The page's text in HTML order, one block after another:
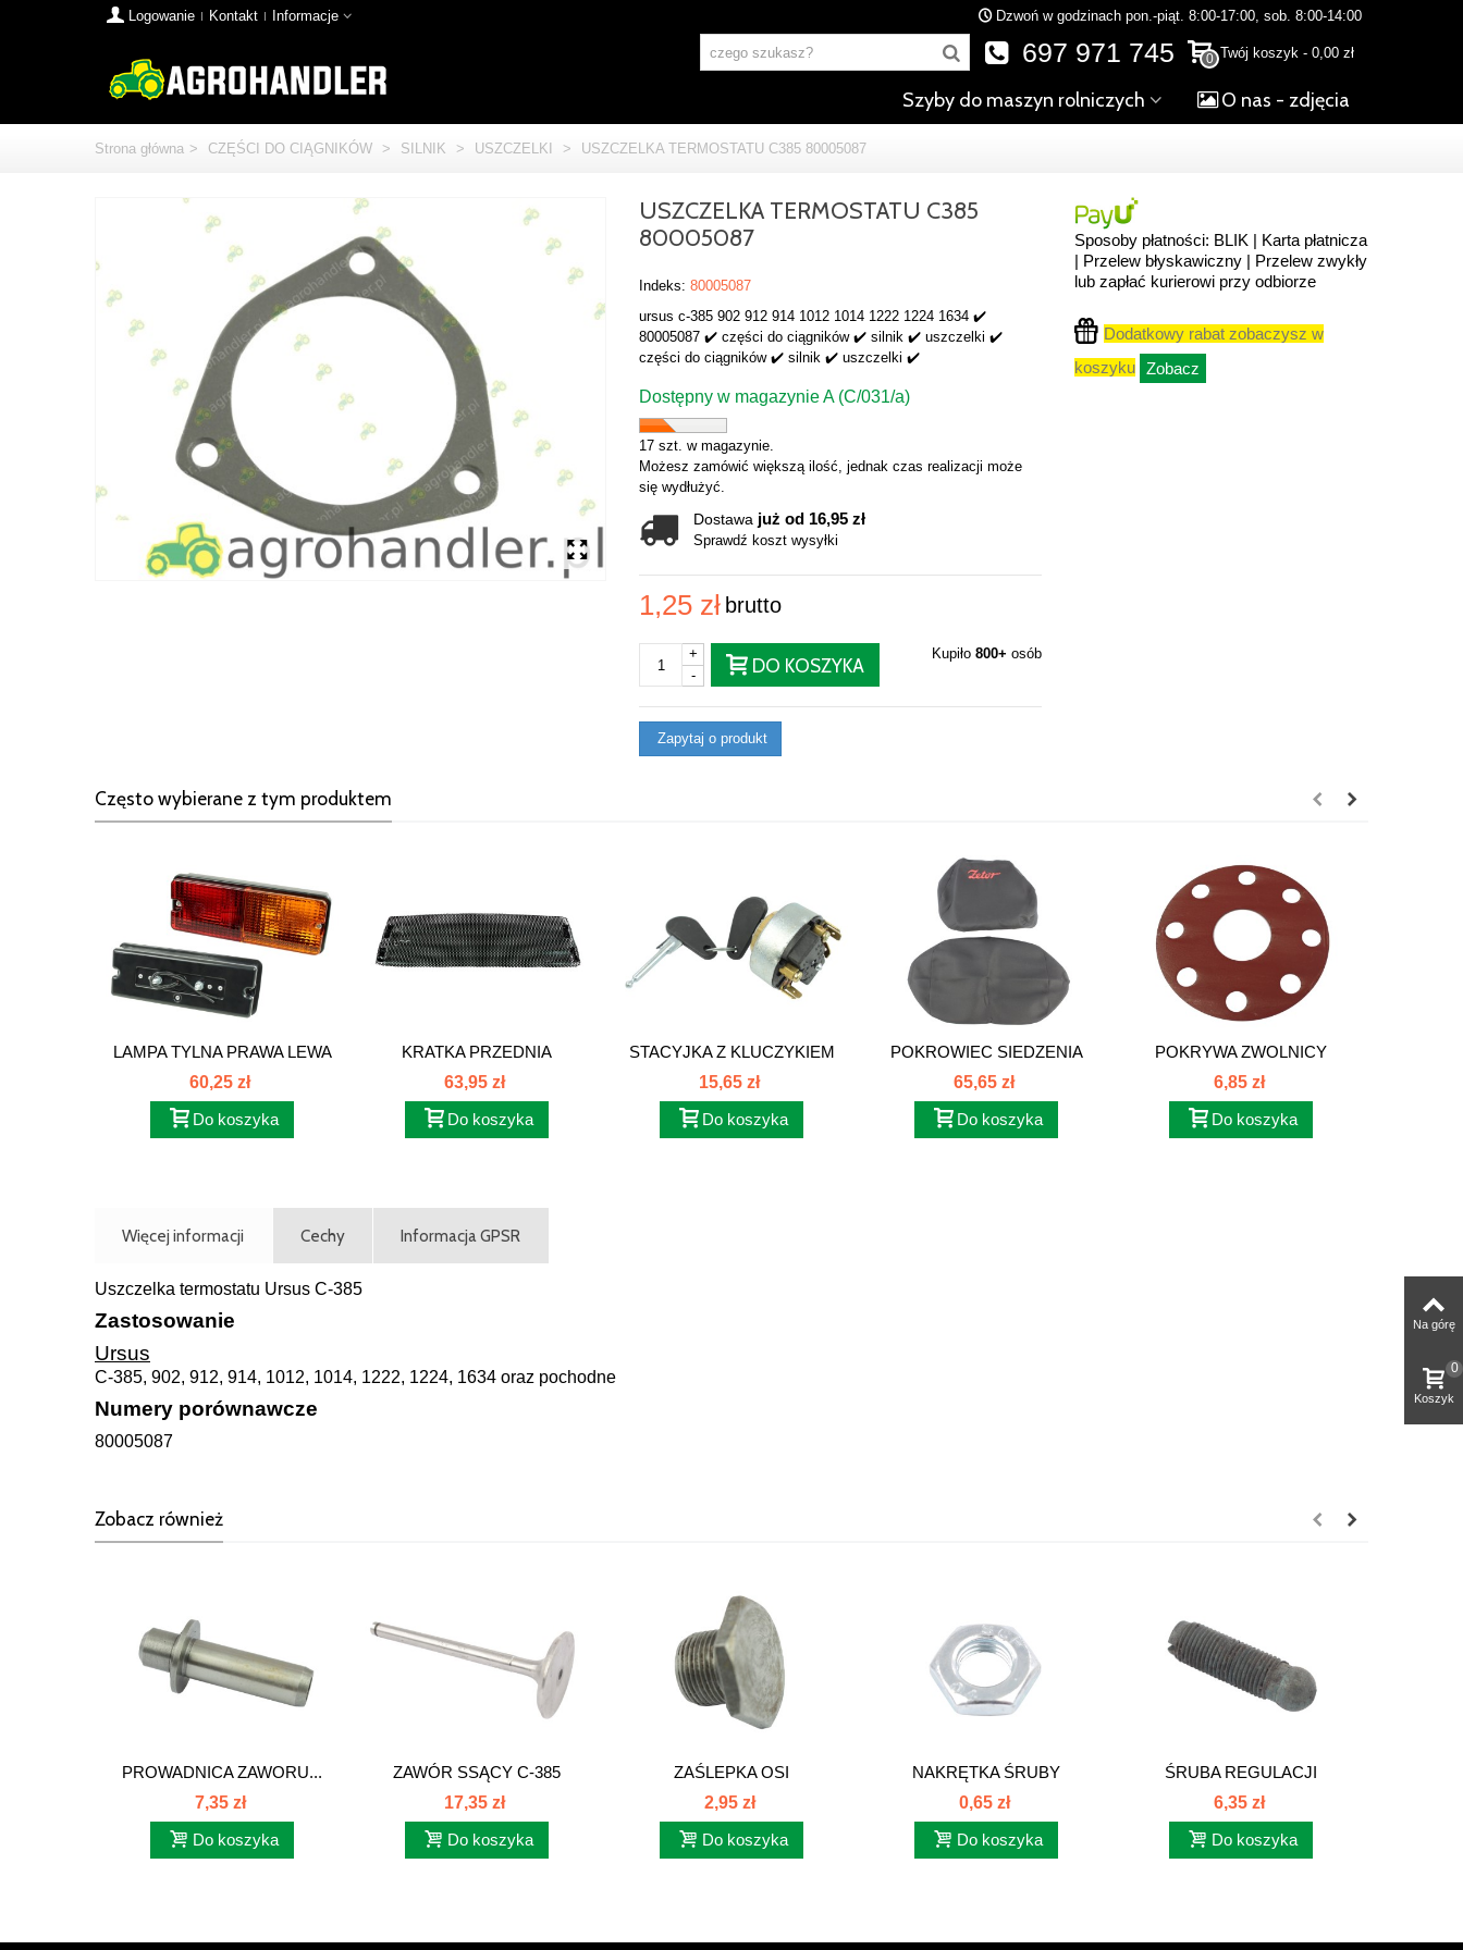
Logowanie Kontakt Informacje Dzwoń w godzinach pon.-piąt. 8:00-17:00, sob. 8:00-14:00
0 Twój koszyk - 0,00 zł
697 971 745
Szyby do maszyn rolniczych O nas - zdjęcia
Strona główna > CZĘŚCI DO CIĄGNIKÓW > SILNIK > USZCZELKI > USZCZELKA TERMOSTATU C385 80005087
USZCZELKA TERMOSTATU C385
80005087
Indeks: 80005087
ursus c-385 902 912 914 1012 1014 1222 1224 1634 ✔️
80005087 ✔️ części do ciągników ✔️ silnik ✔️ uszczelki ✔️
części do ciągników ✔️ silnik ✔️ uszczelki ✔️
Dostępny w magazynie A (C/031/a)
17 szt. w magazynie.
Możesz zamówić większą ilość, jednak czas realizacji może
się wydłużyć.
Dostawa już od 16,95 zł
Sprawdź koszt wysyłki
1,25 zł brutto
-
+
DO KOSZYKA
Kupiło 800+ osób
Zapytaj o produkt
Sposoby płatności: BLIK | Karta płatnicza
| Przelew błyskawiczny | Przelew zwykły
lub zapłać kurierowi przy odbiorze
Dodatkowy rabat zobaczysz w
koszyku Zobacz
Często wybierane z tym produktem
LAMPA TYLNA PRAWA LEWA
ZETOR...
60,25 zł
Do koszyka
KRATKA PRZEDNIA
GÓRNA...
63,95 zł
Do koszyka
STACYJKA Z KLUCZYKIEM
ZETOR 5911...
15,65 zł
Do koszyka
POKROWIEC SIEDZENIA
KIEROWCY...
65,65 zł
Do koszyka
POKRYWA ZWOLNICY
PRZEDNIEJ C-385...
6,85 zł
Do koszyka
Więcej informacji Cechy Informacja GPSR
Uszczelka termostatu Ursus C-385
Zastosowanie
Ursus
C-385, 902, 912, 914, 1012, 1014, 1222, 1224, 1634 oraz pochodne
Numery porównawcze
80005087
Zobacz również
PROWADNICA ZAWORU...
7,35 zł
Do koszyka
ZAWÓR SSĄCY C-385
80005014
17,35 zł
Do koszyka
ZAŚLEPKA OSI
DZWIGIENEK...
2,95 zł
Do koszyka
NAKRĘTKA ŚRUBY
REGULACJI ZAWORU...
0,65 zł
Do koszyka
ŚRUBA REGULACJI
DŹWIGNI ZAWORÓW...
6,35 zł
Do koszyka
Na górę
Koszyk
0